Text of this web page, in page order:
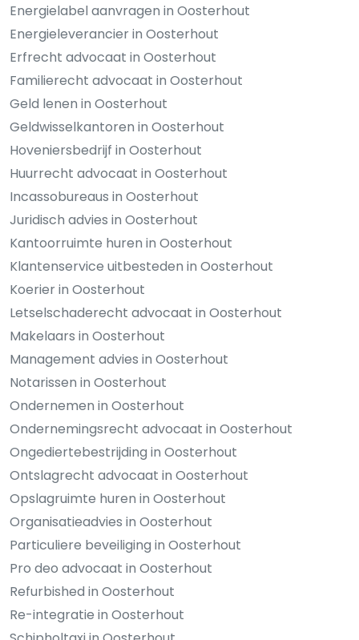
Energielabel aanvragen in Oosterhout
Energieleverancier in Oosterhout
Erfrecht advocaat in Oosterhout
Familierecht advocaat in Oosterhout
Geld lenen in Oosterhout
Geldwisselkantoren in Oosterhout
Hoveniersbedrijf in Oosterhout
Huurrecht advocaat in Oosterhout
Incassobureaus in Oosterhout
Juridisch advies in Oosterhout
Kantoorruimte huren in Oosterhout
Klantenservice uitbesteden in Oosterhout
Koerier in Oosterhout
Letselschaderecht advocaat in Oosterhout
Makelaars in Oosterhout
Management advies in Oosterhout
Notarissen in Oosterhout
Ondernemen in Oosterhout
Ondernemingsrecht advocaat in Oosterhout
Ongediertebestrijding in Oosterhout
Ontslagrecht advocaat in Oosterhout
Opslagruimte huren in Oosterhout
Organisatieadvies in Oosterhout
Particuliere beveiliging in Oosterhout
Pro deo advocaat in Oosterhout
Refurbished in Oosterhout
Re-integratie in Oosterhout